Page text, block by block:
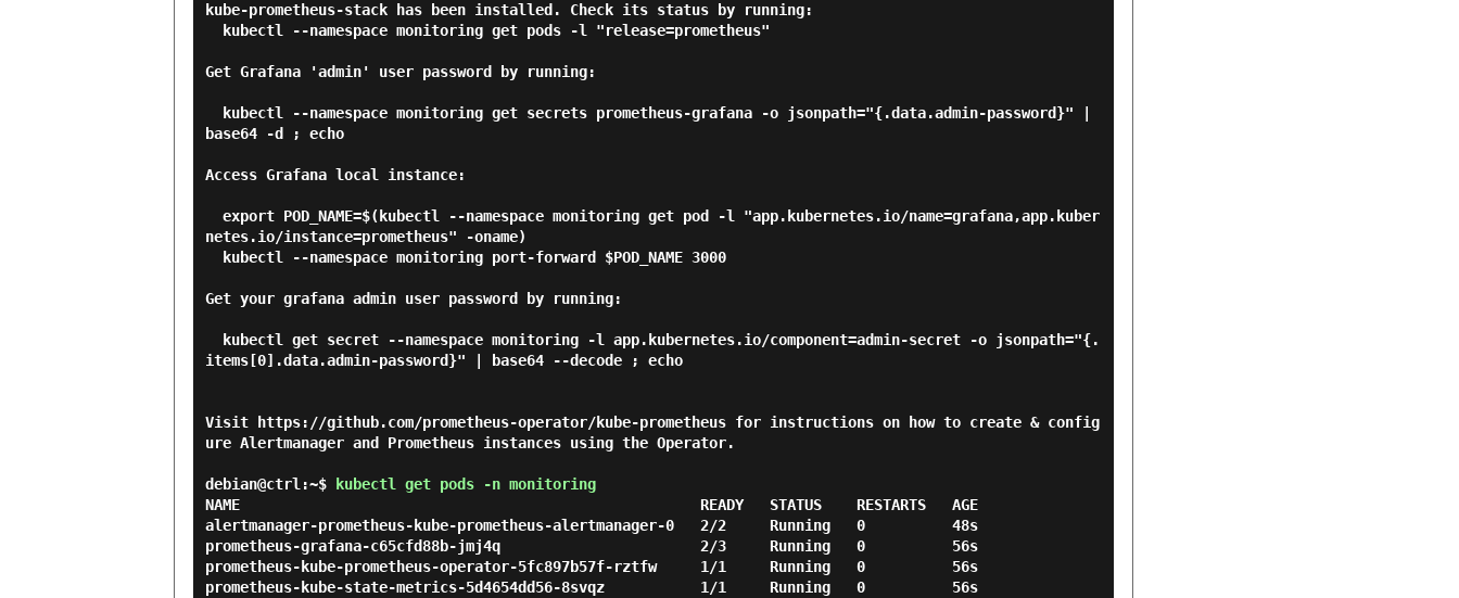
kube-prometheus-stack has been installed. Check its status by running:
Get Grafana 'admin' user password by running:
base64 -d ; echo
Access Grafana local instance:
netes.io/instance=prometheus" -oname)
Get your grafana admin user password by running:
items[0].data.admin-password}" | base64 --decode ; echo
Visit https://github.com/prometheus-operator/kube-prometheus for instructions on how to create & config
ure Alertmanager and Prometheus instances using the Operator.
debian@ctrl:~$
kubectl get pods -n monitoring
NAME                                                     READY   STATUS    RESTARTS   AGE
alertmanager-prometheus-kube-prometheus-alertmanager-0   2/2     Running   0          48s
prometheus-grafana-c65cfd88b-jmj4q                       2/3     Running   0          56s
prometheus-kube-prometheus-operator-5fc897b57f-rztfw     1/1     Running   0          56s
prometheus-kube-state-metrics-5d4654dd56-8svqz           1/1     Running   0          56s